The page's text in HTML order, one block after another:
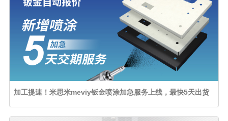
加工提速！米思米meviy钣金喷涂加急服务上线，最快5天出货